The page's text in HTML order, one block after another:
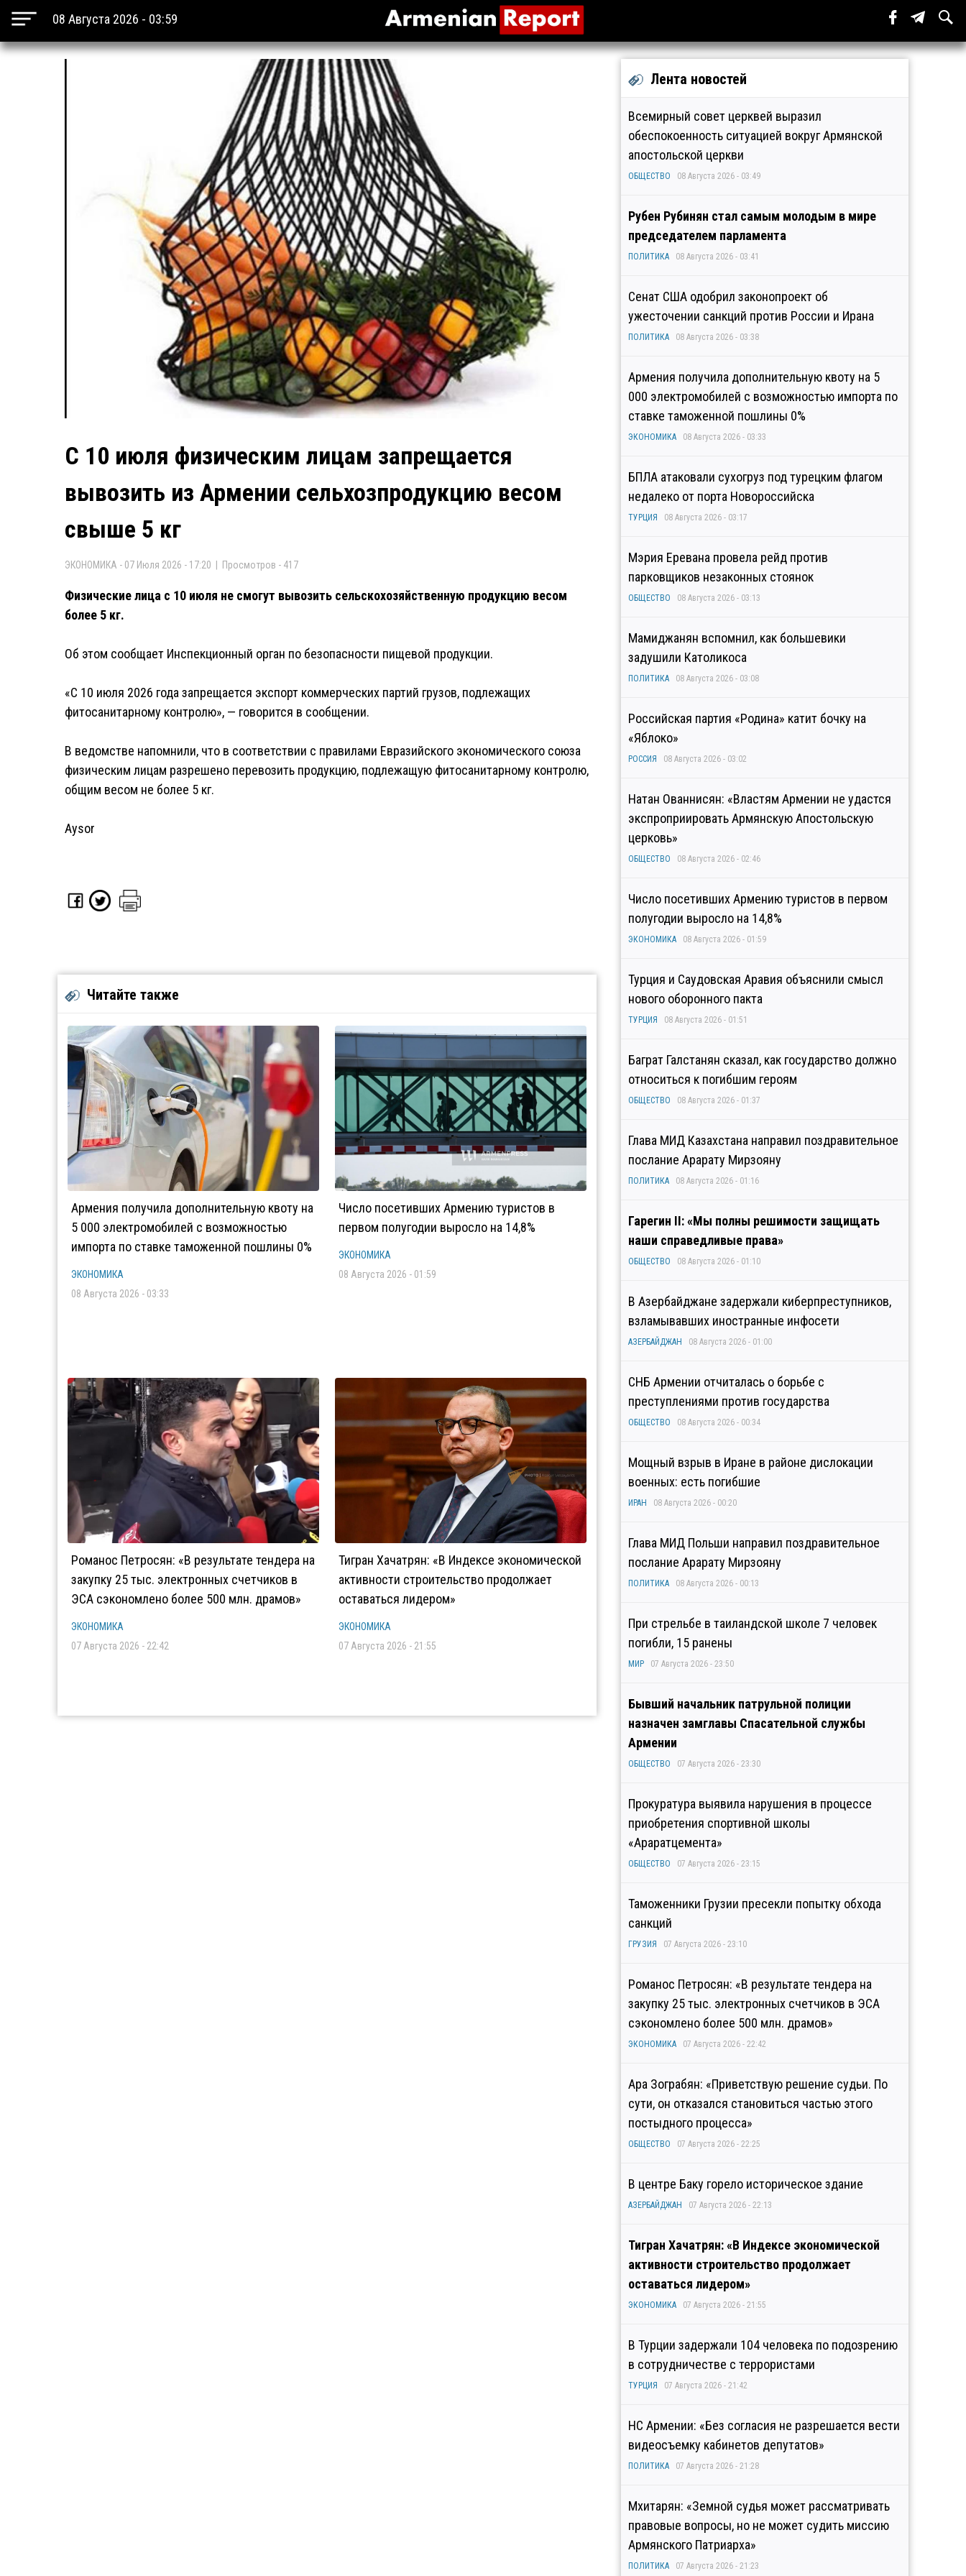
08 Августа 2026 - 03:59
С 10 июля физическим лицам запрещается
вывозить из Армении сельхозпродукцию весом
свыше 5 кг
ЭКОНОМИКА - 07 Июля 2026 - 17:20 | Просмотров - 417
Физические лица с 10 июля не смогут вывозить сельскохозяйственную продукцию весом
более 5 кг.
Об этом сообщает Инспекционный орган по безопасности пищевой продукции.
«С 10 июля 2026 года запрещается экспорт коммерческих партий грузов, подлежащих
фитосанитарному контролю», — говорится в сообщении.
В ведомстве напомнили, что в соответствии с правилами Евразийского экономического союза
физическим лицам разрешено перевозить продукцию, подлежащую фитосанитарному контролю,
общим весом не более 5 кг.
Aysor
Читайте также
Армения получила дополнительную квоту на
5 000 электромобилей с возможностью
импорта по ставке таможенной пошлины 0%
ЭКОНОМИКА
08 Августа 2026 - 03:33
Число посетивших Армению туристов в
первом полугодии выросло на 14,8%
ЭКОНОМИКА
08 Августа 2026 - 01:59
Романос Петросян: «В результате тендера на
закупку 25 тыс. электронных счетчиков в
ЭСА сэкономлено более 500 млн. драмов»
ЭКОНОМИКА
07 Августа 2026 - 22:42
Тигран Хачатрян: «В Индексе экономической
активности строительство продолжает
оставаться лидером»
ЭКОНОМИКА
07 Августа 2026 - 21:55
Лента новостей
Всемирный совет церквей выразил
обеспокоенность ситуацией вокруг Армянской
апостольской церкви
ОБЩЕСТВО 08 Августа 2026 - 03:49
Рубен Рубинян стал самым молодым в мире
председателем парламента
ПОЛИТИКА 08 Августа 2026 - 03:41
Сенат США одобрил законопроект об
ужесточении санкций против России и Ирана
ПОЛИТИКА 08 Августа 2026 - 03:38
Армения получила дополнительную квоту на 5
000 электромобилей с возможностью импорта по
ставке таможенной пошлины 0%
ЭКОНОМИКА 08 Августа 2026 - 03:33
БПЛА атаковали сухогруз под турецким флагом
недалеко от порта Новороссийска
ТУРЦИЯ 08 Августа 2026 - 03:17
Мэрия Еревана провела рейд против
парковщиков незаконных стоянок
ОБЩЕСТВО 08 Августа 2026 - 03:13
Мамиджанян вспомнил, как большевики
задушили Католикоса
ПОЛИТИКА 08 Августа 2026 - 03:08
Российская партия «Родина» катит бочку на
«Яблоко»
РОССИЯ 08 Августа 2026 - 03:02
Натан Ованнисян: «Властям Армении не удастся
экспроприировать Армянскую Апостольскую
церковь»
ОБЩЕСТВО 08 Августа 2026 - 02:46
Число посетивших Армению туристов в первом
полугодии выросло на 14,8%
ЭКОНОМИКА 08 Августа 2026 - 01:59
Турция и Саудовская Аравия объяснили смысл
нового оборонного пакта
ТУРЦИЯ 08 Августа 2026 - 01:51
Баграт Галстанян сказал, как государство должно
относиться к погибшим героям
ОБЩЕСТВО 08 Августа 2026 - 01:37
Глава МИД Казахстана направил поздравительное
послание Арарату Мирзояну
ПОЛИТИКА 08 Августа 2026 - 01:16
Гарегин II: «Мы полны решимости защищать
наши справедливые права»
ОБЩЕСТВО 08 Августа 2026 - 01:10
В Азербайджане задержали киберпреступников,
взламывавших иностранные инфосети
АЗЕРБАЙДЖАН 08 Августа 2026 - 01:00
СНБ Армении отчиталась о борьбе с
преступлениями против государства
ОБЩЕСТВО 08 Августа 2026 - 00:34
Мощный взрыв в Иране в районе дислокации
военных: есть погибшие
ИРАН 08 Августа 2026 - 00:20
Глава МИД Польши направил поздравительное
послание Арарату Мирзояну
ПОЛИТИКА 08 Августа 2026 - 00:13
При стрельбе в таиландской школе 7 человек
погибли, 15 ранены
МИР 07 Августа 2026 - 23:50
Бывший начальник патрульной полиции
назначен замглавы Спасательной службы
Армении
ОБЩЕСТВО 07 Августа 2026 - 23:30
Прокуратура выявила нарушения в процессе
приобретения спортивной школы
«Араратцемента»
ОБЩЕСТВО 07 Августа 2026 - 23:15
Таможенники Грузии пресекли попытку обхода
санкций
ГРУЗИЯ 07 Августа 2026 - 23:10
Романос Петросян: «В результате тендера на
закупку 25 тыс. электронных счетчиков в ЭСА
сэкономлено более 500 млн. драмов»
ЭКОНОМИКА 07 Августа 2026 - 22:42
Ара Зограбян: «Приветствую решение судьи. По
сути, он отказался становиться частью этого
постыдного процесса»
ОБЩЕСТВО 07 Августа 2026 - 22:25
В центре Баку горело историческое здание
АЗЕРБАЙДЖАН 07 Августа 2026 - 22:13
Тигран Хачатрян: «В Индексе экономической
активности строительство продолжает
оставаться лидером»
ЭКОНОМИКА 07 Августа 2026 - 21:55
В Турции задержали 104 человека по подозрению
в сотрудничестве с террористами
ТУРЦИЯ 07 Августа 2026 - 21:42
НС Армении: «Без согласия не разрешается вести
видеосъемку кабинетов депутатов»
ПОЛИТИКА 07 Августа 2026 - 21:28
Мхитарян: «Земной судья может рассматривать
правовые вопросы, но не может судить миссию
Армянского Патриарха»
ПОЛИТИКА 07 Августа 2026 - 21:23